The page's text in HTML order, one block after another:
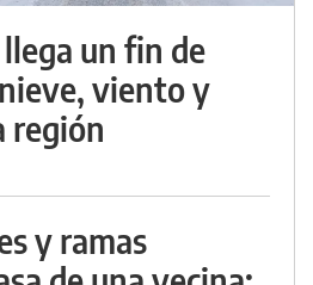
un fin de
viento y
región
y ramas